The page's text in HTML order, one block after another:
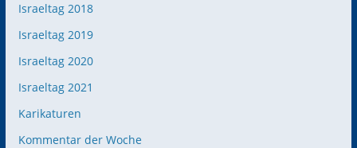
Israeltag 2018
Israeltag 2019
Israeltag 2020
Israeltag 2021
Karikaturen
Kommentar der Woche